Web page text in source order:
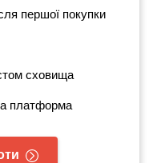
першої покупки
сховища
платформа